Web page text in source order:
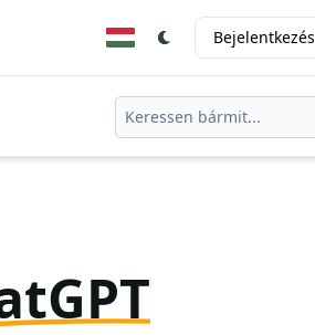
Bejelentkezés